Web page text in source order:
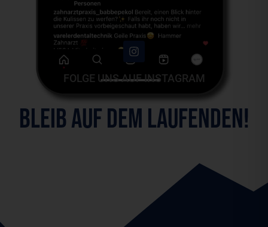
BLEIB AUF DEM LAUFENDEN!
FOLGE UNS AUF INSTAGRAM